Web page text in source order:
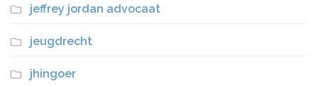
jeffrey jordan advocaat
jeugdrecht
jhingoer